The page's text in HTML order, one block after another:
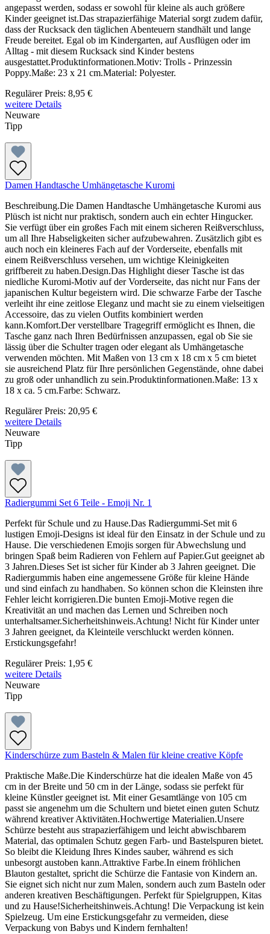
angepasst werden, sodass er sowohl für kleine als auch größere
Kinder geeignet ist.Das strapazierfähige Material sorgt zudem dafür,
dass der Rucksack den täglichen Abenteuern standhält und lange
Freude bereitet. Egal ob im Kindergarten, auf Ausflügen oder im
Alltag - mit diesem Rucksack sind Kinder bestens
ausgestattet.Produktinformationen.Motiv: Trolls - Prinzessin
Poppy.Maße: 23 x 21 cm.Material: Polyester.
Regulärer Preis: 8,95 €
weitere Details
Neuware
Tipp
Damen Handtasche Umhängetasche Kuromi
Beschreibung.Die Damen Handtasche Umhängetasche Kuromi aus
Plüsch ist nicht nur praktisch, sondern auch ein echter Hingucker.
Sie verfügt über ein großes Fach mit einem sicheren Reißverschluss,
um all Ihre Habseligkeiten sicher aufzubewahren. Zusätzlich gibt es
auch noch ein kleineres Fach auf der Vorderseite, ebenfalls mit
einem Reißverschluss versehen, um wichtige Kleinigkeiten
griffbereit zu haben.Design.Das Highlight dieser Tasche ist das
niedliche Kuromi-Motiv auf der Vorderseite, das nicht nur Fans der
japanischen Kultur begeistern wird. Die schwarze Farbe der Tasche
verleiht ihr eine zeitlose Eleganz und macht sie zu einem vielseitigen
Accessoire, das zu vielen Outfits kombiniert werden
kann.Komfort.Der verstellbare Tragegriff ermöglicht es Ihnen, die
Tasche ganz nach Ihren Bedürfnissen anzupassen, egal ob Sie sie
lässig über die Schulter tragen oder elegant als Umhängetasche
verwenden möchten. Mit Maßen von 13 cm x 18 cm x 5 cm bietet
sie ausreichend Platz für Ihre persönlichen Gegenstände, ohne dabei
zu groß oder unhandlich zu sein.Produktinformationen.Maße: 13 x
18 x ca. 5 cm.Farbe: Schwarz.
Regulärer Preis: 20,95 €
weitere Details
Neuware
Tipp
Radiergummi Set 6 Teile - Emoji Nr. 1
Perfekt für Schule und zu Hause.Das Radiergummi-Set mit 6
lustigen Emoji-Designs ist ideal für den Einsatz in der Schule und zu
Hause. Die verschiedenen Emojis sorgen für Abwechslung und
bringen Spaß beim Radieren von Fehlern auf Papier.Gut geeignet ab
3 Jahren.Dieses Set ist sicher für Kinder ab 3 Jahren geeignet. Die
Radiergummis haben eine angemessene Größe für kleine Hände
und sind einfach zu handhaben. So können schon die Kleinsten ihre
Fehler leicht korrigieren.Die bunten Emoji-Motive regen die
Kreativität an und machen das Lernen und Schreiben noch
unterhaltsamer.Sicherheitshinweis.Achtung! Nicht für Kinder unter
3 Jahren geeignet, da Kleinteile verschluckt werden können.
Erstickungsgefahr!
Regulärer Preis: 1,95 €
weitere Details
Neuware
Tipp
Kinderschürze zum Basteln & Malen für kleine creative Köpfe
Praktische Maße.Die Kinderschürze hat die idealen Maße von 45
cm in der Breite und 50 cm in der Länge, sodass sie perfekt für
kleine Künstler geeignet ist. Mit einer Gesamtlänge von 105 cm
passt sie angenehm um die Schultern und bietet einen guten Schutz
während kreativer Aktivitäten.Hochwertige Materialien.Unsere
Schürze besteht aus strapazierfähigem und leicht abwischbarem
Material, das optimalen Schutz gegen Farb- und Bastelspuren bietet.
So bleibt die Kleidung Ihres Kindes sauber, während es sich
unbesorgt austoben kann.Attraktive Farbe.In einem fröhlichen
Blauton gestaltet, spricht die Schürze die Fantasie von Kindern an.
Sie eignet sich nicht nur zum Malen, sondern auch zum Basteln oder
anderen kreativen Beschäftigungen. Perfekt für Spielgruppen, Kitas
und zu Hause!Sicherheitshinweis.Achtung! Die Verpackung ist kein
Spielzeug. Um eine Erstickungsgefahr zu vermeiden, diese
Verpackung von Babys und Kindern fernhalten!